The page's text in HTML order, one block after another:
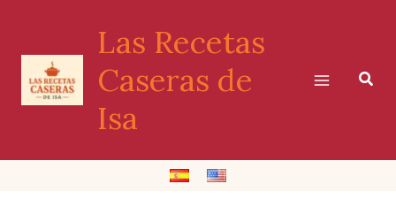
contenido
Las Recetas
Caseras de
Isa